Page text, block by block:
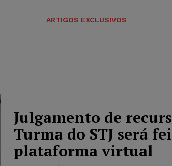
ARTIGOS EXCLUSIVOS
Julgamento de
Turma do STJ será
plataforma virtual